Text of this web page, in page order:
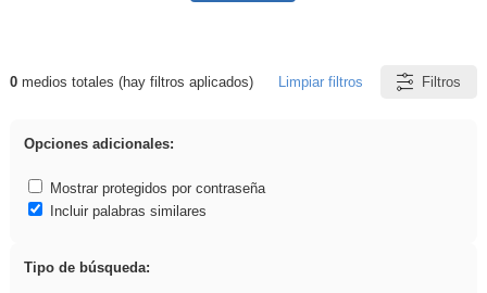
Resultados de: Experiencias
0medios totales (hay filtros aplicados) Limpiar filtros Filtros
Opciones adicionales:
Mostrar protegidos por contraseña
Incluir palabras similares
Tipo de búsqueda: